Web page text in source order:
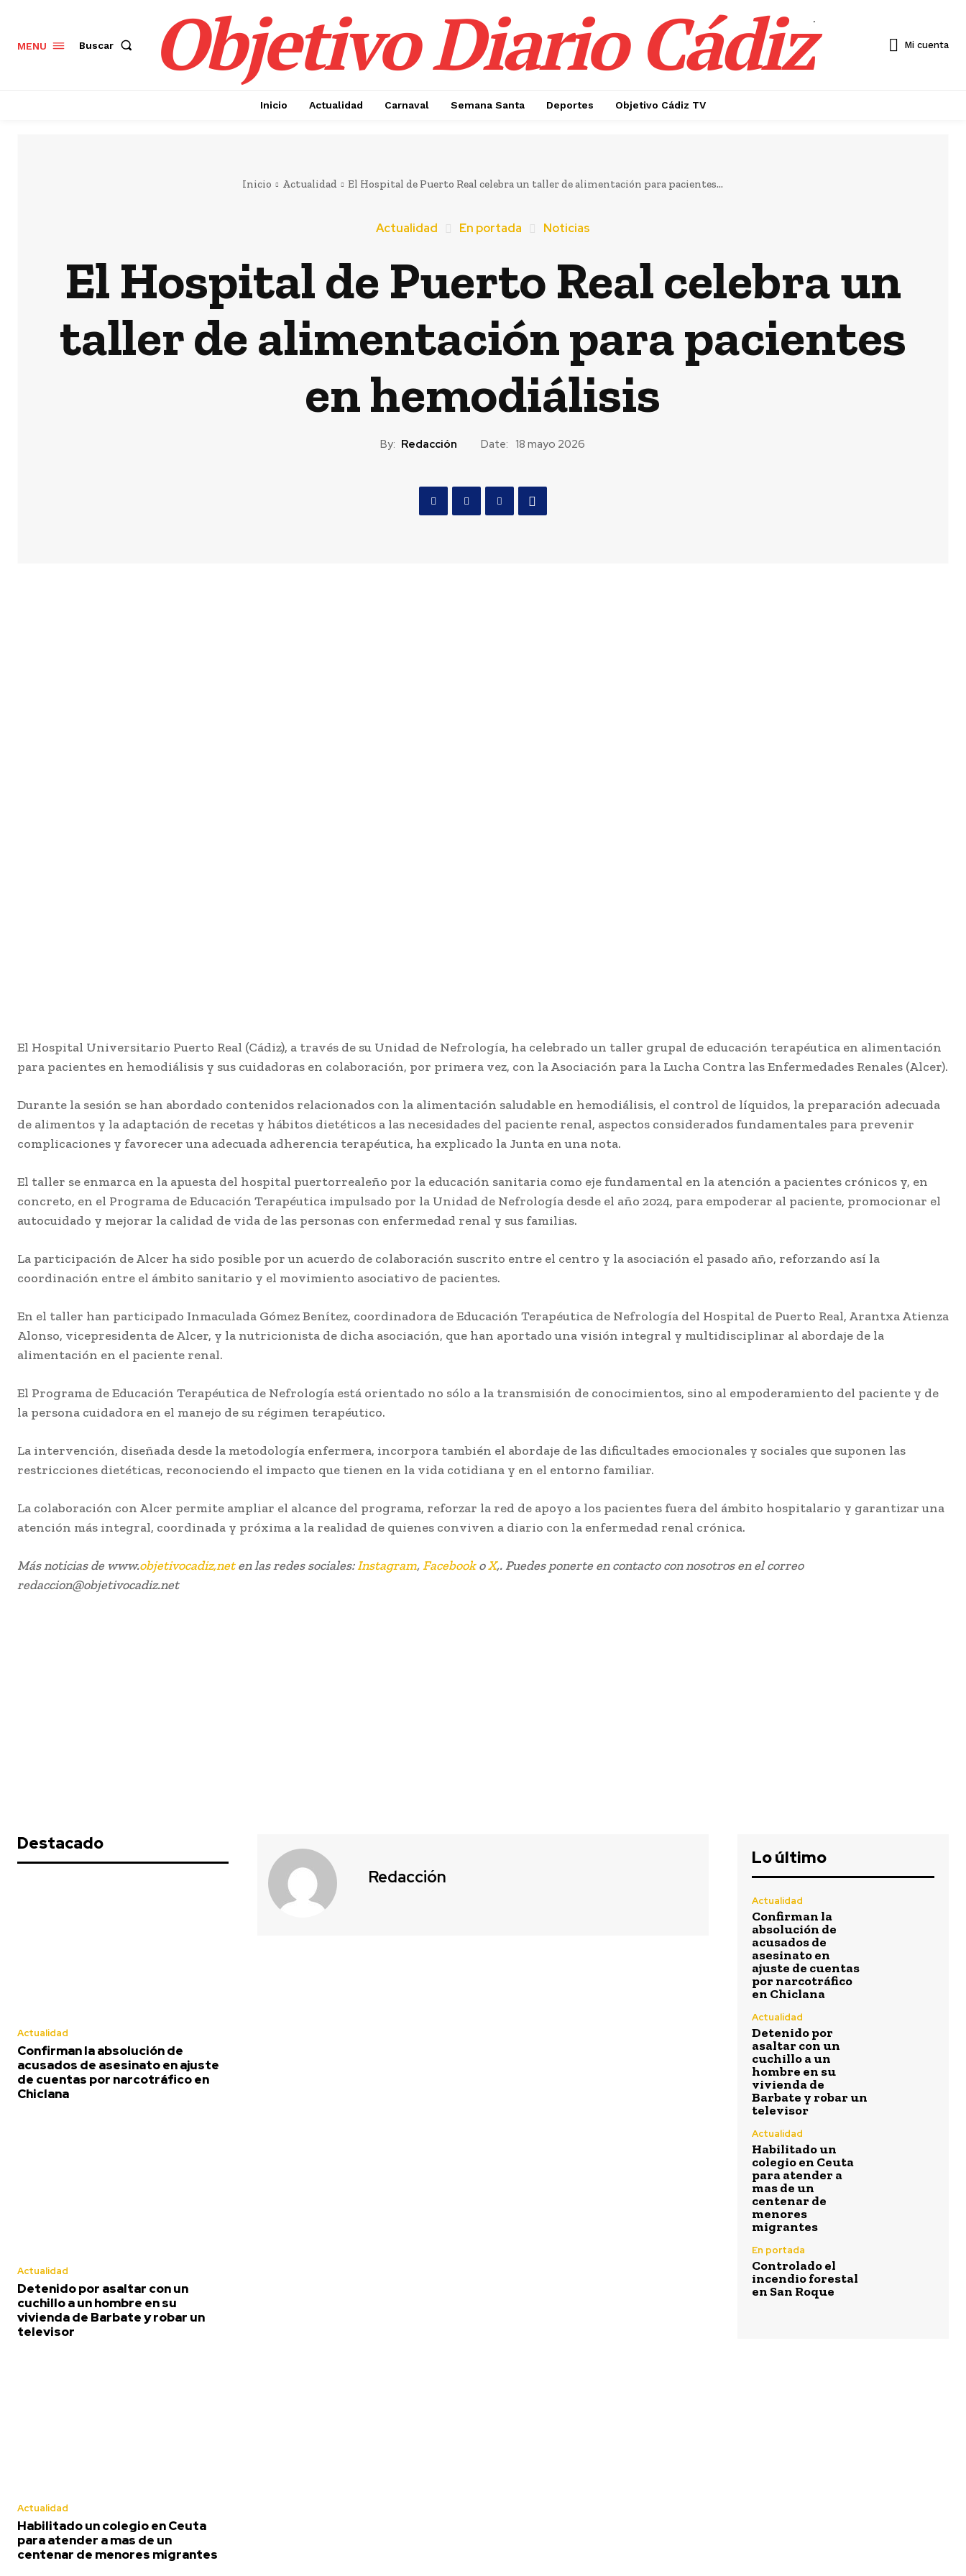
MENU Buscar Objetivo Diario Cádiz.
Mi cuenta
Inicio Actualidad Carnaval Semana Santa Deportes Objetivo Cádiz TV
Inicio Actualidad El Hospital de Puerto Real celebra un taller de alimentación para pacientes...
Actualidad En portada Noticias
El Hospital de Puerto Real celebra un
taller de alimentación para pacientes
en hemodiálisis
By: Redacción Date: 18 mayo 2026
El Hospital Universitario Puerto Real (Cádiz), a través de su Unidad de Nefrología, ha celebrado un taller grupal de educación terapéutica en alimentación
para pacientes en hemodiálisis y sus cuidadoras en colaboración, por primera vez, con la Asociación para la Lucha Contra las Enfermedades Renales (Alcer).
Durante la sesión se han abordado contenidos relacionados con la alimentación saludable en hemodiálisis, el control de líquidos, la preparación adecuada
de alimentos y la adaptación de recetas y hábitos dietéticos a las necesidades del paciente renal, aspectos considerados fundamentales para prevenir
complicaciones y favorecer una adecuada adherencia terapéutica, ha explicado la Junta en una nota.
El taller se enmarca en la apuesta del hospital puertorrealeño por la educación sanitaria como eje fundamental en la atención a pacientes crónicos y, en
concreto, en el Programa de Educación Terapéutica impulsado por la Unidad de Nefrología desde el año 2024, para empoderar al paciente, promocionar el
autocuidado y mejorar la calidad de vida de las personas con enfermedad renal y sus familias.
La participación de Alcer ha sido posible por un acuerdo de colaboración suscrito entre el centro y la asociación el pasado año, reforzando así la
coordinación entre el ámbito sanitario y el movimiento asociativo de pacientes.
En el taller han participado Inmaculada Gómez Benítez, coordinadora de Educación Terapéutica de Nefrología del Hospital de Puerto Real, Arantxa Atienza
Alonso, vicepresidenta de Alcer, y la nutricionista de dicha asociación, que han aportado una visión integral y multidisciplinar al abordaje de la
alimentación en el paciente renal.
El Programa de Educación Terapéutica de Nefrología está orientado no sólo a la transmisión de conocimientos, sino al empoderamiento del paciente y de
la persona cuidadora en el manejo de su régimen terapéutico.
La intervención, diseñada desde la metodología enfermera, incorpora también el abordaje de las dificultades emocionales y sociales que suponen las
restricciones dietéticas, reconociendo el impacto que tienen en la vida cotidiana y en el entorno familiar.
La colaboración con Alcer permite ampliar el alcance del programa, reforzar la red de apoyo a los pacientes fuera del ámbito hospitalario y garantizar una
atención más integral, coordinada y próxima a la realidad de quienes conviven a diario con la enfermedad renal crónica.
Más noticias de www.objetivocadiz,neten las redes sociales:Instagram, FacebookoX,. Puedes ponerte en contacto con nosotros en el correo
redaccion@objetivocadiz.net
Destacado
Actualidad
Confirman la absolución de
acusados de asesinato en ajuste
de cuentas por narcotráfico en
Chiclana
Actualidad
Detenido por asaltar con un
cuchillo a un hombre en su
vivienda de Barbate y robar un
televisor
Actualidad
Habilitado un colegio en Ceuta
para atender a mas de un
centenar de menores migrantes
Redacción
Lo último
Actualidad
Confirman la
absolución de
acusados de
asesinato en
ajuste de cuentas
por narcotráfico
en Chiclana
Actualidad
Detenido por
asaltar con un
cuchillo a un
hombre en su
vivienda de
Barbate y robar un
televisor
Actualidad
Habilitado un
colegio en Ceuta
para atender a
mas de un
centenar de
menores
migrantes
En portada
Controlado el
incendio forestal
en San Roque